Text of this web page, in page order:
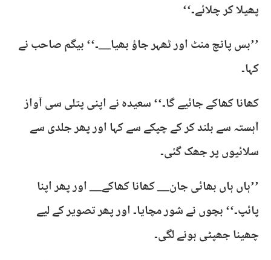
پھیلا کر چلائے۔‘‘
’’بس پانچ منٹ اور ٹھہر جاؤ بھیا__۔‘‘ بیگم صاحب نے
کہا۔
کھانا کھاکے جائیے گا۔‘‘ سعیدہ نے اپنی پتلی سی آواز
آہستہ سے بلند کر کے چپکے سے کہا اور پھر جلدی سے
سلائیوں پر جھک گئی۔
’’ہاں ہاں بھائی جان__ کھانا کھاکے__ اور پھر اپنا
پائپ۔‘‘ بچوں نے شور مچایا۔ اور پھر تصویر کے لیے
چھینا جھپٹی ہونے لگی۔